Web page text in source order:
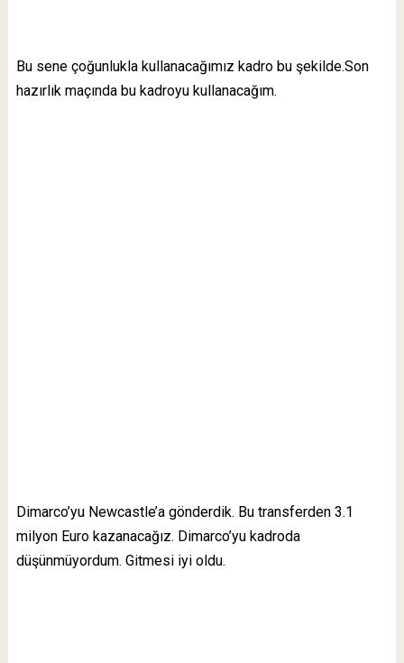
Bu sene çoğunlukla kullanacağımız kadro bu şekilde.Son
hazırlık maçında bu kadroyu kullanacağım.
Dimarco’yu Newcastle’a gönderdik. Bu transferden 3.1
milyon Euro kazanacağız. Dimarco’yu kadroda
düşünmüyordum. Gitmesi iyi oldu.